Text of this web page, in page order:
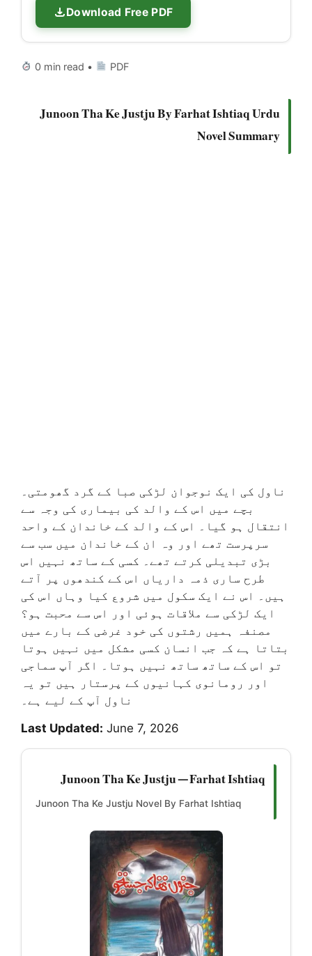
Download Free PDF
0 min read • PDF
Junoon Tha Ke Justju By Farhat Ishtiaq Urdu
Novel Summary
ناول کی ایک نوجوان لڑکی صبا کے گرد گھومتی۔
بچے میں اس کے والد کی بیماری کی وجہ سے
انتقال ہو گیا۔ اس کے والد کے خاندان کے واحد
سرپرست تھے اور وہ ان کے خاندان میں سب سے
بڑی تبدیلی کرتے تھے۔ کسی کے ساتھ نہیں اس
طرح ساری ذمہ داریاں اس کے کندھوں پر آتے
ہیں۔ اس نے ایک سکول میں شروع کیا وہاں اس کی
ایک لڑکی سے ملاقات ہوئی اور اس سے محبت ہو؟
مصنفہ ہمیں رشتوں کی خود غرضی کے بارے میں
بتاتا ہے کہ جب انسان کسی مشکل میں نہیں ہوتا
تو اس کے ساتھ ساتھ نہیں ہوتا۔ اگر آپ سماجی
اور رومانوی کہانیوں کے پرستار ہیں تو یہ
ناول آپ کے لیے ہے۔
Last Updated: June 7, 2026
Junoon Tha Ke Justju — Farhat Ishtiaq
Junoon Tha Ke Justju Novel By Farhat Ishtiaq